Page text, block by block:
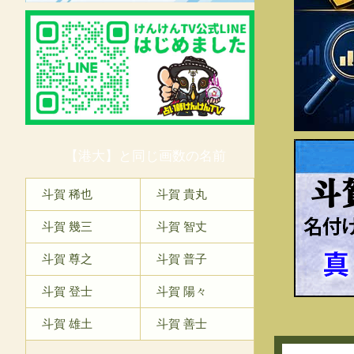
【港大】と同じ画数の名前
斗賀 稀也 斗賀 貴丸
斗賀 幾三 斗賀 智丈
斗賀 尊之 斗賀 普子
斗賀 登士 斗賀 陽々
斗賀 雄土 斗賀 善士
斗